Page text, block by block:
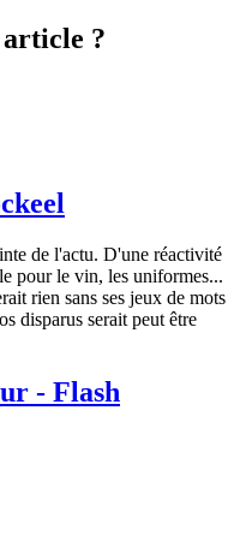
article ?
de l'actu. D'une réactivité
pour le vin, les uniformes...
rien sans ses jeux de mots
disparus serait peut être
- Flash